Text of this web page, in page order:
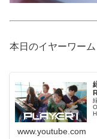
本日のイヤーワーム
www.youtube.com